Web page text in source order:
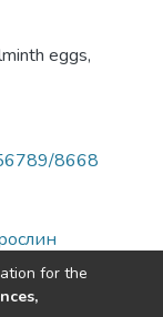
eggs,
8668
for the